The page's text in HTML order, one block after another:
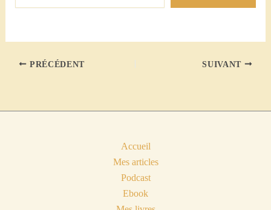
adresse
PRÉCÉDENT SUIVANT
Accueil
Mes articles
Podcast
Ebook